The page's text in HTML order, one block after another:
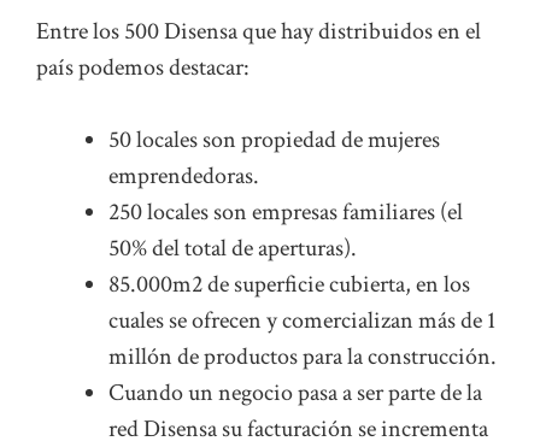
Entre los 500 Disensa que hay distribuidos en el
país podemos destacar:
50 locales son propiedad de mujeres
emprendedoras.
250 locales son empresas familiares (el
50% del total de aperturas).
85.000m2 de superficie cubierta, en los
cuales se ofrecen y comercializan más de 1
millón de productos para la construcción.
Cuando un negocio pasa a ser parte de la
red Disensa su facturación se incrementa